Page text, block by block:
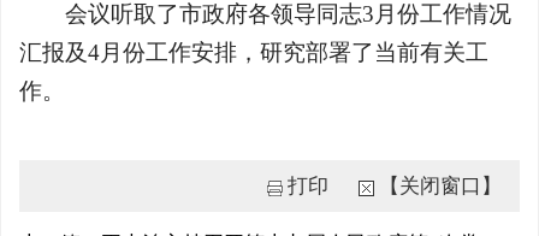
会议听取了市政府各领导同志3月份工作情况
汇报及4月份工作安排，研究部署了当前有关工
作。
打印 【关闭窗口】